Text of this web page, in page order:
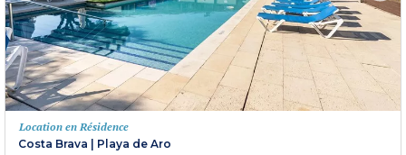
Location en Résidence
Costa Brava
Playa de Aro